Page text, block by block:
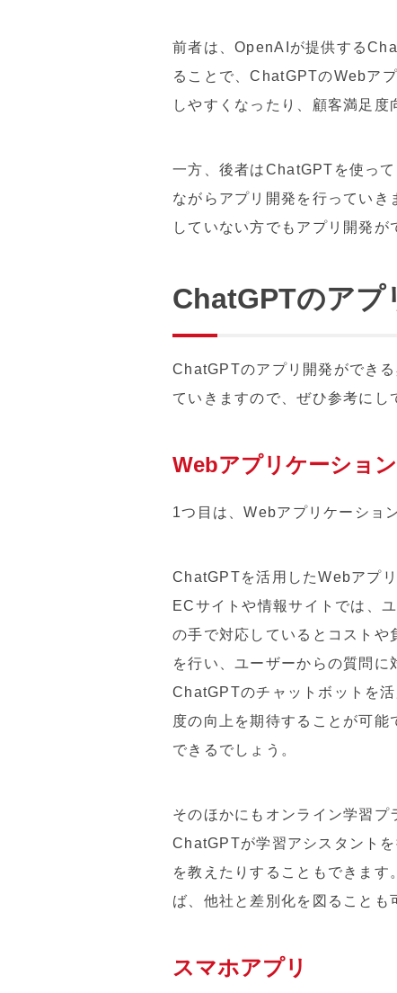
前者は、OpenAIが提供する
ることで、ChatGPTのWebア
しやすくなったり、顧客満足度
一方、後者はChatGPTを使っ
ながらアプリ開発を行ってい
していない方でもアプリ開発
ChatGPTのアプ
ChatGPTのアプリ開発ができ
ていきますので、ぜひ参考にし
Webアプリケーション
1つ目は、Webアプリケーショ
ChatGPTを活用したWebアプ
ECサイトや情報サイトでは、
の手で対応しているとコスト
を行い、ユーザーからの質問に
ChatGPTのチャットボットを
度の向上を期待することが可
できるでしょう。
そのほかにもオンライン学習プ
ChatGPTが学習アシスタント
を教えたりすることもできま
ば、他社と差別化を図ることも
スマホアプリ